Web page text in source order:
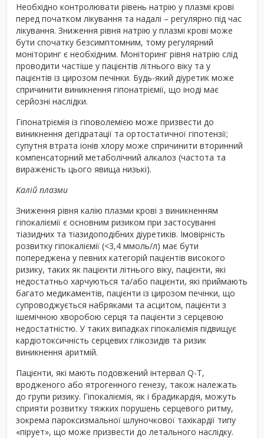
Необхідно контролювати рівень натрію у плазмі крові
перед початком лікування та надалі – регулярно під час
лікування. Зниження рівня натрію у плазмі крові може
бути спочатку безсимптомним, тому регулярний
моніторинг є необхідним. Моніторинг рівня натрію слід
проводити частіше у пацієнтів літнього віку та у
пацієнтів із цирозом печінки. Будь-який діуретик може
спричинити виникнення гіпонатріємії, що іноді має
серйозні наслідки.
Гіпонатріємія із гіповолемією може призвести до
виникнення дегідратації та ортостатичної гіпотензії;
супутня втрата іонів хлору може спричинити вторинний
компенсаторний метаболічний алкалоз (частота та
вираженість цього явища низькі).
Калій плазми
Зниження рівня калію плазми крові з виникненням
гіпокаліємії є основним ризиком при застосуванні
тіазидних та тіазидоподібних діуретиків. Імовірність
розвитку гіпокаліємії (<3,4 ммоль/л) має бути
попереджена у певних категорій пацієнтів високого
ризику, таких як пацієнти літнього віку, пацієнти, які
недостатньо харчуються та/або пацієнти, які приймають
багато медикаментів, пацієнти із цирозом печінки, що
супроводжується набряками та асцитом, пацієнти з
ішемічною хворобою серця та пацієнти з серцевою
недостатністю. У таких випадках гіпокаліємія підвищує
кардіотоксичність серцевих глікозидів та ризик
виникнення аритмій.
Пацієнти, які мають подовжений інтервал Q-Т,
вродженого або ятрогенного генезу, також належать
до групи ризику. Гіпокаліємія, як і брадикардія, можуть
сприяти розвитку тяжких порушень серцевого ритму,
зокрема пароксизмальної шлуночкової тахікардії типу
«пірует», що може призвести до летального наслідку.